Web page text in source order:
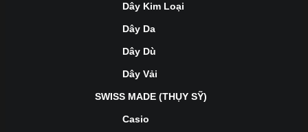
Dây Kim Loại
Dây Da
Dây Dù
Dây Vải
SWISS MADE (THỤY SỸ)
Casio